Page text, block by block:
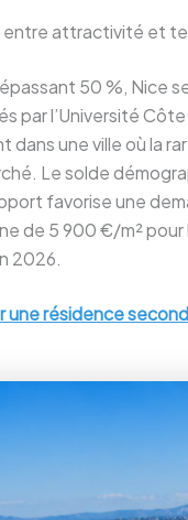
entre attractivité et
50 %, Nice
par l’Université
une ville où la
Le solde
favorise une
de 5 900 €/m²
2026.
une résidence